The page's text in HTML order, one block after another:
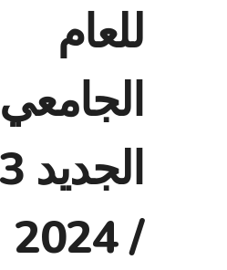
للعام
الجامعي
/ 2024